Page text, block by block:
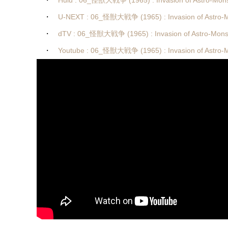
・ U-NEXT : 06_怪獣大戦争 (1965) : Invasion of Astro-
・ dTV : 06_怪獣大戦争 (1965) : Invasion of Astro-
・ Youtube : 06_怪獣大戦争 (1965) : Invasion of Astro-